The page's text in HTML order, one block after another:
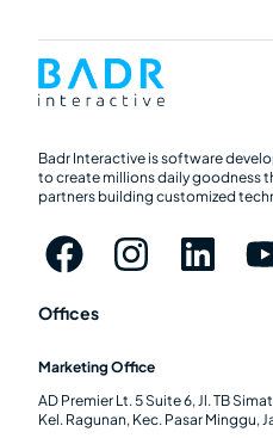
Badr Interactive is software
to create millions daily goodness
partners building customized
Offices
Marketing Office
AD Premier Lt. 5 Suite 6, Jl. TB
Kel. Ragunan, Kec. Pasar Minggu,